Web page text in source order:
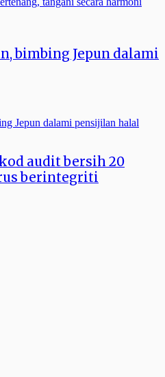
bimbing Jepun dalami
audit bersih 20
berintegriti